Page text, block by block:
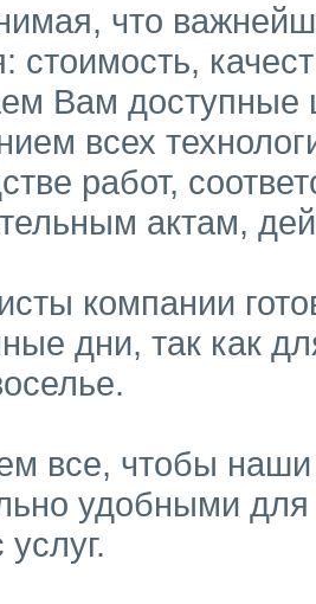
что
стоимость,
Вам доступные
всех
работ,
актам,
компании
дни, так как
все, чтобы
удобными